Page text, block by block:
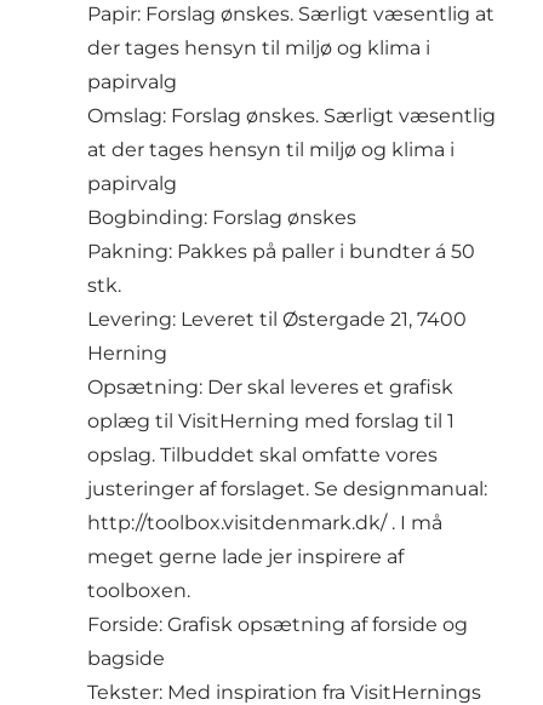
Papir: Forslag ønskes. Særligt væsentlig at
der tages hensyn til miljø og klima i
papirvalg
Omslag: Forslag ønskes. Særligt væsentlig
at der tages hensyn til miljø og klima i
papirvalg
Bogbinding: Forslag ønskes
Pakning: Pakkes på paller i bundter á 50
stk.
Levering: Leveret til Østergade 21, 7400
Herning
Opsætning: Der skal leveres et grafisk
oplæg til VisitHerning med forslag til 1
opslag. Tilbuddet skal omfatte vores
justeringer af forslaget. Se designmanual:
http://toolbox.visitdenmark.dk/. I må
meget gerne lade jer inspirere af
toolboxen.
Forside: Grafisk opsætning af forside og
bagside
Tekster: Med inspiration fra VisitHernings